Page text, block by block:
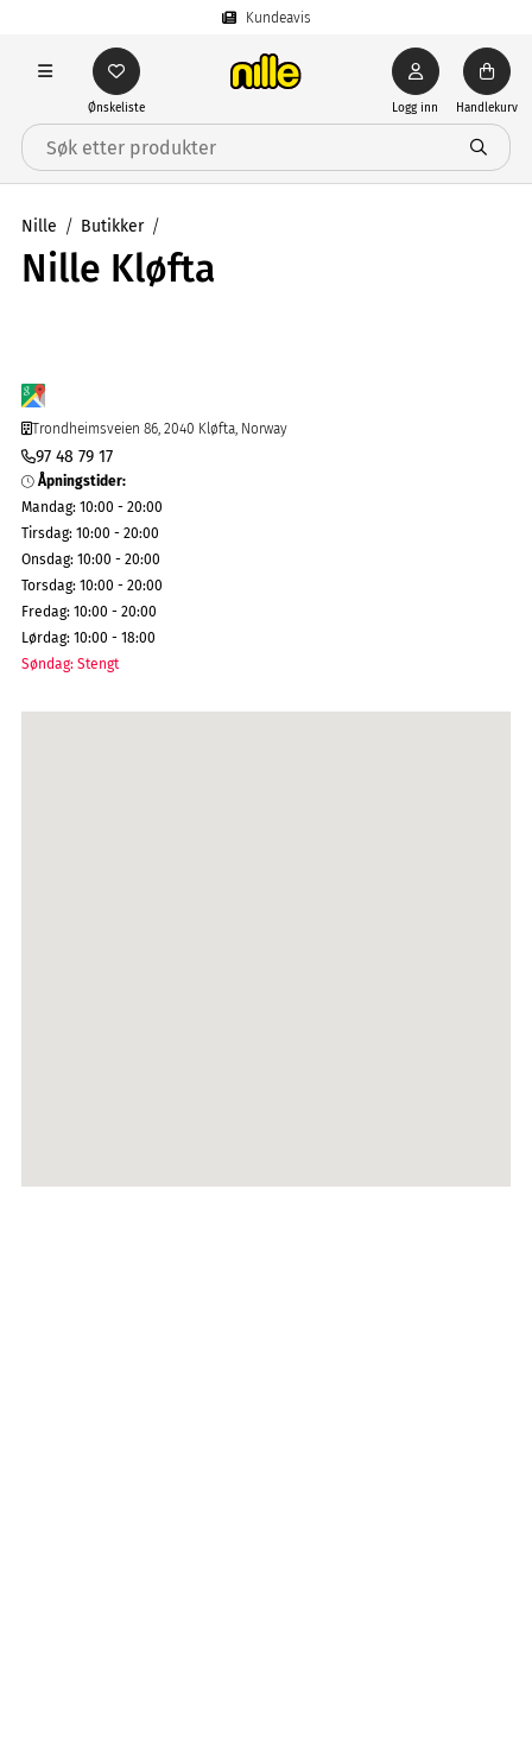
Kundeavis
Ønskeliste Logg inn Handlekurv
Nille Butikker
Nille Kløfta
Trondheimsveien 86, 2040 Kløfta, Norway
97 48 79 17
Åpningstider:
Mandag: 10:00 - 20:00
Tirsdag: 10:00 - 20:00
Onsdag: 10:00 - 20:00
Torsdag: 10:00 - 20:00
Fredag: 10:00 - 20:00
Lørdag: 10:00 - 18:00
Søndag: Stengt